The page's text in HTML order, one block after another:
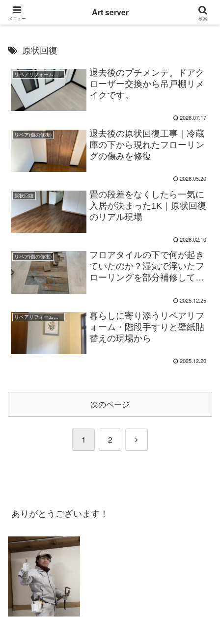
原状回復
リペアリフォーム職人のBlog
退去後のプチメンテ。ドアク
ローザー交換から吊戸棚リメ
イクです。
2026.07.17
リペア(傷の修復)
退去後の原状回復工事｜冷蔵
庫の下から現れたフローリン
グの傷みを修復
2026.05.20
原状回復
畳の段差をなくしたら一気に
入居が決まった1K｜原状回復
のリアル現場
2026.02.10
リペア(傷の修復)
フロアタイルの下で何が起き
ていたのか？湿気で浮いたフ
ローリングを部分補修してき
2025.12.25
リペアリフォーム職人のBlog
暮らしに寄り添うリペアリフ
ォーム・階段手すりと壁紙貼
替えの現場から
2025.12.20
次のページ
1 2
次
ありがとうございます！
メニュー
Art server
検索